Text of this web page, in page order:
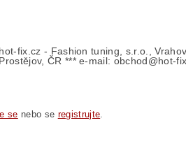
hot-fix.cz - Fashion tuning, s.r.o.,
Prostějov, ČR *** e-mail: obchod@hot-
se nebo se registrujte